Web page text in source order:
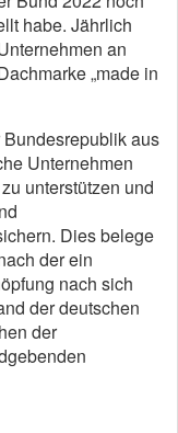
habe. Jährlich
an
„made in
aus
Unternehmen
unterstützen und
Dies belege
der ein
nach sich
der deutschen
der